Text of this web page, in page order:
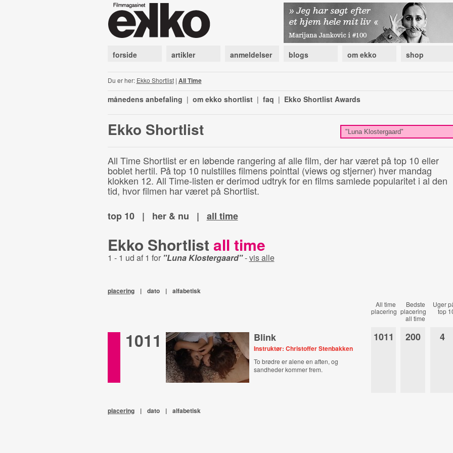
forside artikler anmeldelser blogs om ekko shop
Du er her: Ekko Shortlist| All Time
månedens anbefaling | om ekko shortlist | faq | Ekko Shortlist Awards
Ekko Shortlist
All Time Shortlist er en løbende rangering af alle film, der har været på top 10 eller
boblet hertil. På top 10 nulstilles filmens pointtal (views og stjerner) hver mandag
klokken 12. All Time-listen er derimod udtryk for en films samlede popularitet i al den
tid, hvor filmen har været på Shortlist.
top 10
| her & nu | all time
Ekko Shortlist all time
1 - 1 ud af 1 for "Luna Klostergaard"-vis alle
placering | dato | alfabetisk
All time
placering
Bedste
placering
all time
Uger
top
1011 Blink
Instruktør: Christoffer Stenbakken
To brødre er alene en aften, og
sandheder kommer frem.
1011 200 4
placering | dato | alfabetisk